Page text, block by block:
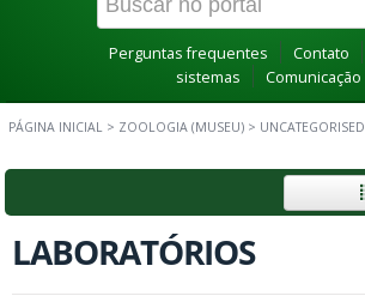
Perguntas frequentes Contato
sistemas
Comunicação
PÁGINA INICIAL > ZOOLOGIA (MUSEU) > UNCATEGORISED
LABORATÓRIOS